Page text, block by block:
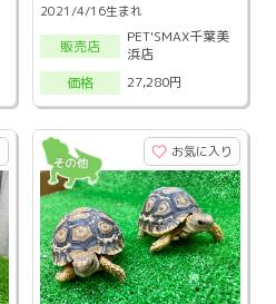
2021/4/16生まれ
販売店
PET'SMAX千葉美
浜店
価格
27,280円
お気に入り